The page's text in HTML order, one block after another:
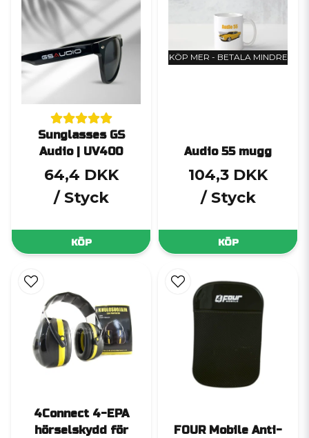
Sunglasses GS
Audio | UV400
64,4 DKK
/ Styck
KÖP
KÖP MER - BETALA MINDRE
Audio 55 mugg
104,3 DKK
/ Styck
KÖP
4Connect 4-EPA
hörselskydd för
FOUR Mobile Anti-